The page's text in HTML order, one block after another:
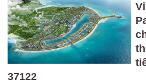
37122